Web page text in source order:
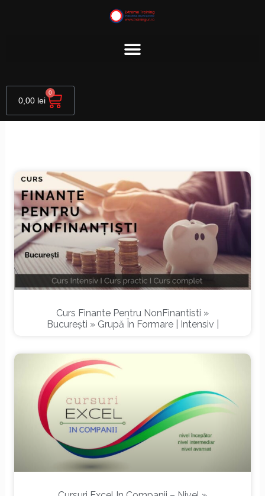
0,00 lei
0
Cart
Curs Finante Pentru NonFinantisti »
București » Grupă În Formare | Intensiv |